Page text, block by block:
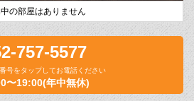
の部屋はありません
757-5577
号をタップしてお電話ください
〜19:00(年中無休)